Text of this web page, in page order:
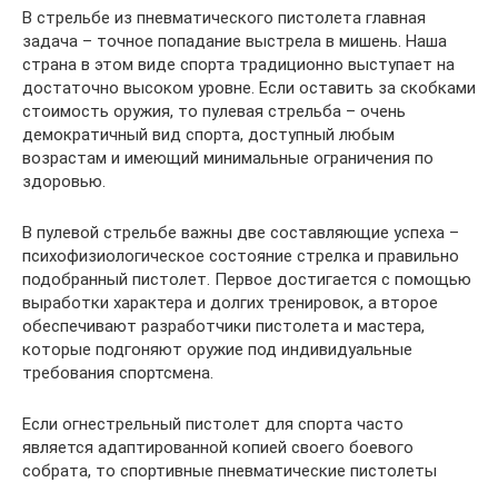
В стрельбе из пневматического пистолета главная
задача – точное попадание выстрела в мишень. Наша
страна в этом виде спорта традиционно выступает на
достаточно высоком уровне. Если оставить за скобками
стоимость оружия, то пулевая стрельба – очень
демократичный вид спорта, доступный любым
возрастам и имеющий минимальные ограничения по
здоровью.
В пулевой стрельбе важны две составляющие успеха –
психофизиологическое состояние стрелка и правильно
подобранный пистолет. Первое достигается с помощью
выработки характера и долгих тренировок, а второе
обеспечивают разработчики пистолета и мастера,
которые подгоняют оружие под индивидуальные
требования спортсмена.
Если огнестрельный пистолет для спорта часто
является адаптированной копией своего боевого
собрата, то спортивные пневматические пистолеты